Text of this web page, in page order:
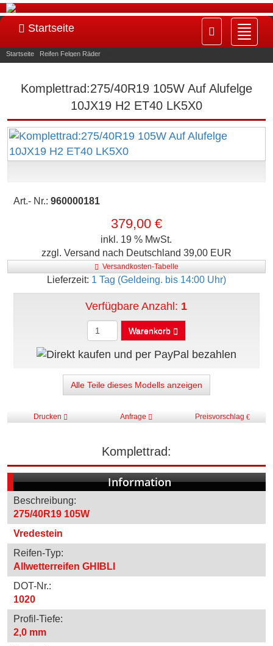
ein-/
Startseite
Startseite Reifen Felgen Räder
Komplettrad:275/40R19 105W Auf Alufelge
10JX19 H2 ET40 LK5X0
Art.- Nr.: 960000181
379,00 €
inkl. 19 % MwSt.
zzgl. Versand nach Deutschland 39,00 EUR
Versandkosten-Tabelle
Lieferzeit: 1 Tag (Geldeing. bis 14:00 Uhr)
Verfügbare Anzahl: 1
Warenkorb
Alle Teile dieses Modells anzeigen
Drucken Anfrage Preisvorschlag
Komplettrad:
Information
Beschreibung:
275/40R19 105W
Vredestein
Reifen-Typ:
Allwetterreifen GHIBLI
DOT-Nr.:
1020
Profil-Tiefe:
2,0 mm